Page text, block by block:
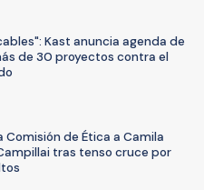
Kast anuncia agenda de
de 30 proyectos contra el
Comisión de Ética a Camila
tras tenso cruce por